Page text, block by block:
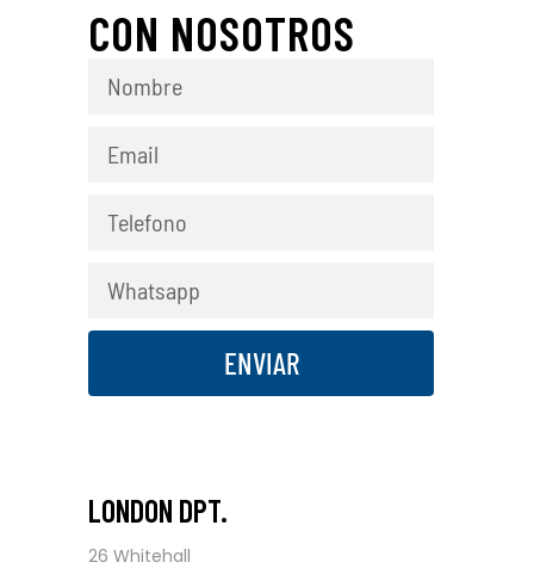
CON NOSOTROS
ENVIAR
LONDON DPT.
26 Whitehall